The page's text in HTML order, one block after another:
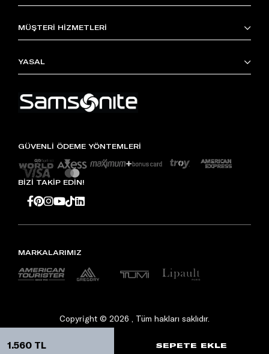
MÜŞTERİ HİZMETLERİ
YASAL
GÜVENLİ ÖDEME YÖNTEMLERİ
BİZİ TAKİP EDİN!
MARKALARIMIZ
Copyright © 2026 , Tüm hakları saklıdır.
1.560 TL